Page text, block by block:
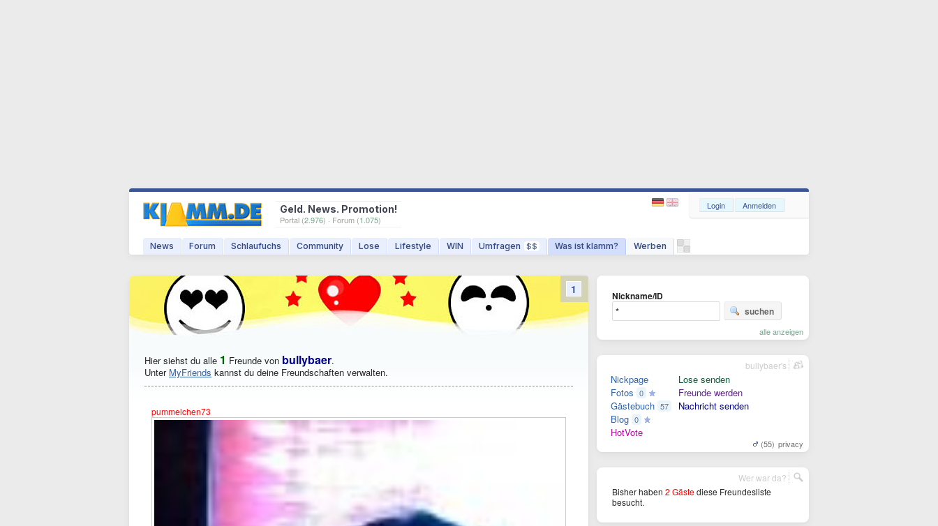
Geld. News. Promotion!
Portal (2.976) · Forum (1.075)
News Forum Schlaufuchs Community Lose Lifestyle WIN Umfragen $$ Was ist klamm? Werben
Login Anmelden
Hier siehst du alle 1 Freunde von bullybaer.
Unter MyFriends kannst du deine Freundschaften verwalten.
pummelchen73
1
Nickname/ID
suchen
alle anzeigen
Nickpage
Fotos 0
Gästebuch 57
Blog 0
HotVote
Lose senden
Freunde werden
Nachricht senden
(55) privacy
bullybaer's
Bisher haben 2 Gästediese Freundesliste
besucht.
Wer war da?